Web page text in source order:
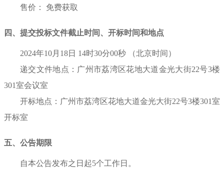
售价：
免费获取
四、提交投标文件截止时间、开标时间和地点
2024年10月18日 14时30分00秒
（北京时间）
递交文件地点： 广州市荔湾区花地大道金光大街22号3楼
301室会议室
开标地点： 广州市荔湾区花地大道金光大街22号3楼301室
开标室
五、公告期限
自本公告发布之日起5个工作日。